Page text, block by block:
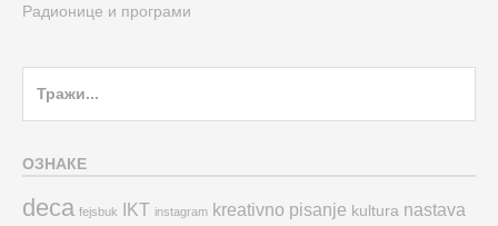
Радионице и програми
ОЗНАКЕ
deca fejsbuk IKT instagram kreativno pisanje kultura nastava